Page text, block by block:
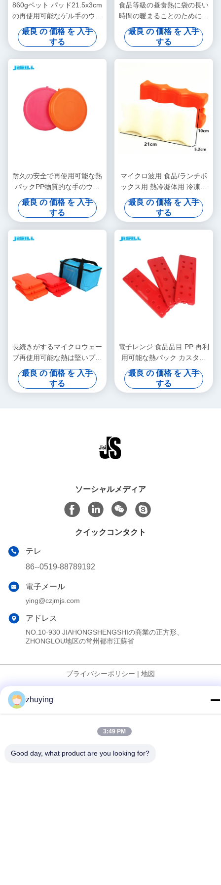
860gペット パッド21.5x3cm
の再使用可能なゲル手のウォ
ーマー
最良 の 価格 を 入手
する
食品等級の昼食熱に袋の長い
時間の暖まることのために再
使用可能な円形のゲル熱パッ
ク
最良 の 価格 を 入手
する
耐久の安全で再使用可能な熱
パックPP物質的な手のウォ
ーマーをカスタマイズして下
さい
最良 の 価格 を 入手
する
マイクロ波用 食品/ランチボ
ックス用 熱冷凝体用 冷凍食
品用
最良 の 価格 を 入手
する
長続きがするマイクロウェー
ブ再使用可能な熱は堅いプラ
スチック熱要素の暖かい食糧
を詰めます
最良 の 価格 を 入手
する
電子レンジ 食品品目 PP 再利
用可能な熱パック カスタマ
イズされた色 冷凍食品に使
用しやすい
最良 の 価格 を 入手
する
ソーシャルメディア
クイックコンタクト
テレ
86--0519-88789192
電子メール
ying@czjmjs.com
アドレス
NO.10-930 JIAHONGSHENGSHIの商業の正方形、
ZHONGLOU地区の常州都市江蘇省
プライバシーポリシー | 地図
中国 良好 品質 大きいクーラーのアイスパック サプライヤー。
Copyright © 2017-2026 Changzhou jisi cold chain technology
Co.,ltd . 無断転載を禁じます。
zhuying
3:49 PM
Good day, what product are you looking for?